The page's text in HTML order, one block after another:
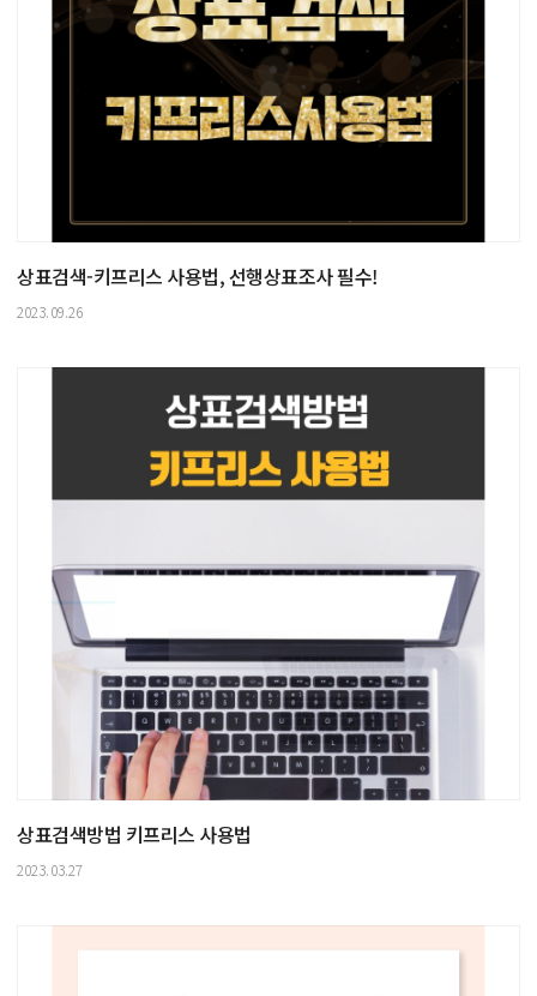
상표검색-키프리스 사용법, 선행상표조사 필수!
2023.09.26
상표검색방법 키프리스 사용법
2023.03.27